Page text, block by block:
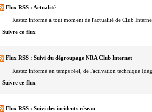
Flux RSS : Actualité
Restez informé à tout moment de l'actualité de Club
Suivre ce flux
Flux RSS : Suivi du dégroupage NRA Club Internet
Restez informé en temps réel, de l'activation technique
Suivre ce flux
Flux RSS : Suivi des incidents réseau